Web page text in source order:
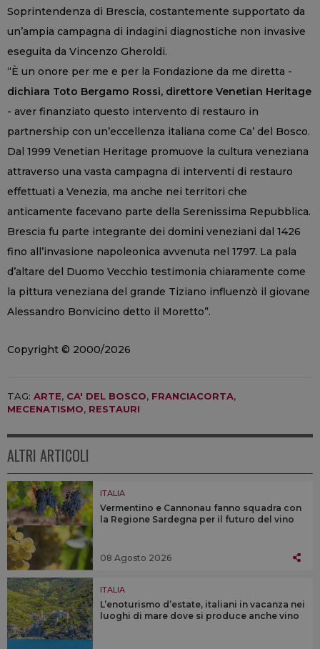
Soprintendenza di Brescia, costantemente supportato da
un’ampia campagna di indagini diagnostiche non invasive
eseguita da Vincenzo Gheroldi.
“È un onore per me e per la Fondazione da me diretta -
dichiara Toto Bergamo Rossi, direttore Venetian Heritage
- aver finanziato questo intervento di restauro in
partnership con un’eccellenza italiana come Ca’ del Bosco.
Dal 1999 Venetian Heritage promuove la cultura veneziana
attraverso una vasta campagna di interventi di restauro
effettuati a Venezia, ma anche nei territori che
anticamente facevano parte della Serenissima Repubblica.
Brescia fu parte integrante dei domini veneziani dal 1426
fino all’invasione napoleonica avvenuta nel 1797. La pala
d’altare del Duomo Vecchio testimonia chiaramente come
la pittura veneziana del grande Tiziano influenzò il giovane
Alessandro Bonvicino detto il Moretto”.
Copyright © 2000/2026
TAG: ARTE, CA' DEL BOSCO, FRANCIACORTA,
MECENATISMO, RESTAURI
ALTRI ARTICOLI
ITALIA
Vermentino e Cannonau fanno squadra con
la Regione Sardegna per il futuro del vino
08 Agosto 2026
ITALIA
L’enoturismo d’estate, italiani in vacanza nei
luoghi di mare dove si produce anche vino